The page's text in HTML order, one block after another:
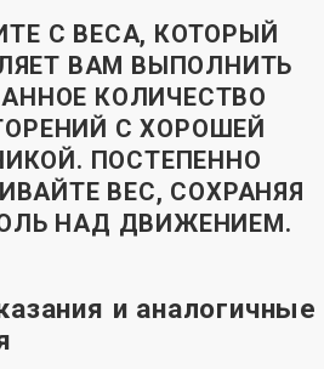
С ВЕСА, КОТОРЫЙ
ВАМ ВЫПОЛНИТЬ
КОЛИЧЕСТВО
С ХОРОШЕЙ
ПОСТЕПЕННО
ВЕС, СОХРАНЯЯ
НАД ДВИЖЕНИЕМ.
и аналогичные